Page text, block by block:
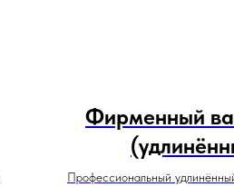
Фирменный
Профессиональный